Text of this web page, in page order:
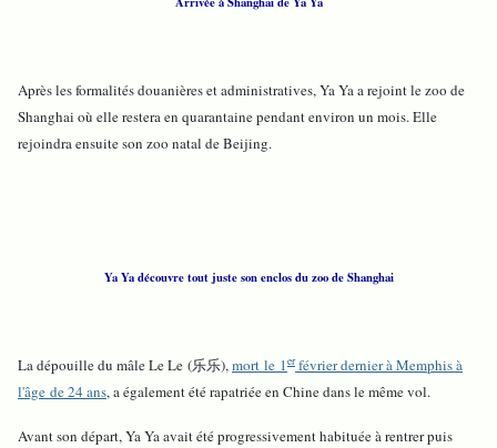
Après les formalités douanières et administratives, Ya Ya a rejoint le zoo de
Shanghai où elle restera en quarantaine pendant environ un mois. Elle
rejoindra ensuite son zoo natal de Beijing.
Ya Ya découvre tout juste son enclos du zoo de Shanghai
La dépouille du mâle Le Le (乐乐),mort le 1erfévrier dernier à Memphis à
l'âge de 24 ans, a également été rapatriée en Chine dans le même vol.
Avant son départ, Ya Ya avait été progressivement habituée à rentrer puis